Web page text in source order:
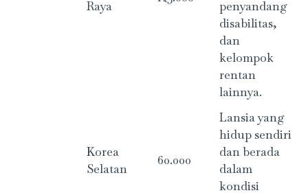
Raya
penyandang
disabilitas,
dan
kelompok
rentan
lainnya.
Korea
Selatan
60.000
Lansia yang
hidup sendiri
dan berada
dalam
kondisi